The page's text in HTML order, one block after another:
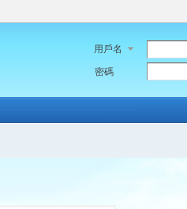
用戶名
密碼